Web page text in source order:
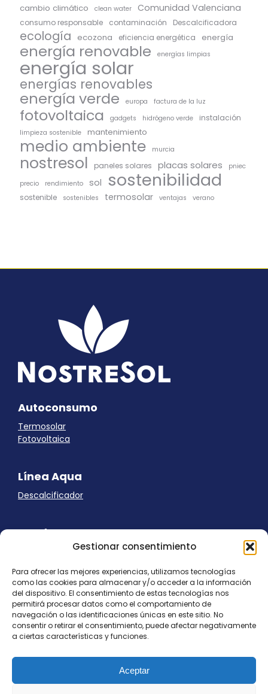
Gestionar consentimiento
Para ofrecer las mejores experiencias, utilizamos tecnologías
como las cookies para almacenar y/o acceder a la información
del dispositivo. El consentimiento de estas tecnologías nos
permitirá procesar datos como el comportamiento de
navegación o las identificaciones únicas en este sitio. No
consentir o retirar el consentimiento, puede afectar negativamente
a ciertas características y funciones.
Aceptar
cambio climático clean water Comunidad Valenciana
consumo responsable contaminación Descalcificadora
ecología ecozona eficiencia energética energía
energía renovable energías limpias
energía solar
energías renovables
energía verde europa factura de la luz
fotovoltaica gadgets hidrógeno verde instalación
limpieza sostenible mantenimiento
medio ambiente murcia
nostresol paneles solares placas solares
pniec
precio
rendimiento sol sostenibilidad
sostenible sostenibles termosolar ventajas verano
Autoconsumo
Termosolar
Fotovoltaica
Línea Aqua
Descalcificador
Ayuda
Panel Cookies
Política de privacidad
contacto@nostresol.com
Canal de Denuncias
Trabaja con nosotros